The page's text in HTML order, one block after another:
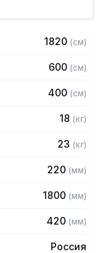
стали марки
с шагом 50
1820 (см)
600 (см)
400 (см)
18 (кг)
23 (кг)
220 (мм)
1800 (мм)
420 (мм)
Россия